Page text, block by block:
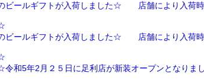
ビールギフトが入荷しました☆ 店舗により入荷時
ビールギフトが入荷しました☆ 店舗により入荷時
5年2月２５日に足利店が新装オープンとなりまし